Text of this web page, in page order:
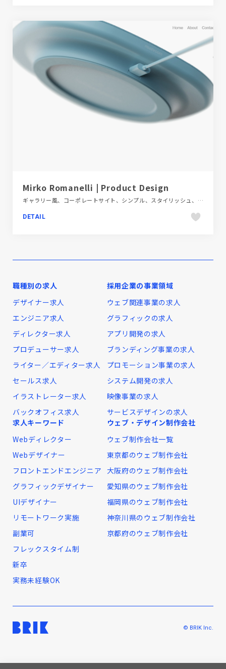
Mirko Romanelli | Product Design
ギャラリー風、コーポレートサイト、シンプル、スタイリッシュ、テクノロジー・サイエンス、ホワイト系
DETAIL
職種別の求人
デザイナー求人
エンジニア求人
ディレクター求人
プロデューサー求人
ライター／エディター求人
セールス求人
イラストレーター求人
バックオフィス求人
採用企業の事業領域
ウェブ関連事業の求人
グラフィックの求人
アプリ開発の求人
ブランディング事業の求人
プロモーション事業の求人
システム開発の求人
映像事業の求人
サービスデザインの求人
求人キーワード
Webディレクター
Webデザイナー
フロントエンドエンジニア
グラフィックデザイナー
UIデザイナー
リモートワーク実施
副業可
フレックスタイム制
新卒
実務未経験OK
ウェブ・デザイン制作会社
ウェブ制作会社一覧
東京都のウェブ制作会社
大阪府のウェブ制作会社
愛知県のウェブ制作会社
福岡県のウェブ制作会社
神奈川県のウェブ制作会社
京都府のウェブ制作会社
© BRIK Inc.